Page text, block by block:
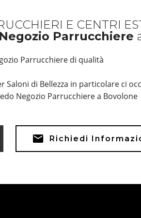
E CENTRI
Parrucchiere
Parrucchiere di qualità
Saloni di Bellezza in particolare ci
Negozio Parrucchiere a Bovolone
Richiedi